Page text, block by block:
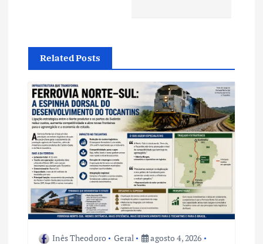
ã
o
d
e
P
o
s
Related Posts
Inês Theodoro Geral
agosto 4, 2026